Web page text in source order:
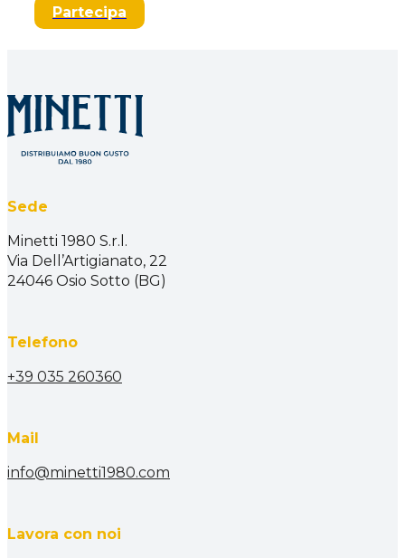
Partecipa
Sede
Minetti 1980 S.r.l.
Via Dell’Artigianato, 22
24046 Osio Sotto (BG)
Telefono
+39 035 260360
Mail
info@minetti1980.com
Lavora con noi